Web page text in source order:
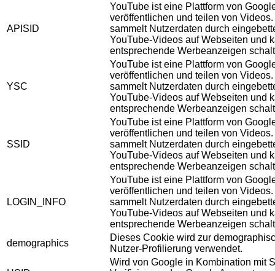
APISID
YouTube ist eine Plattform von
veröffentlichen und teilen von
sammelt Nutzerdaten durch
YouTube-Videos auf Webseiten und
entsprechende Werbeanzeigen
YSC
YouTube ist eine Plattform von
veröffentlichen und teilen von
sammelt Nutzerdaten durch
YouTube-Videos auf Webseiten und
entsprechende Werbeanzeigen
SSID
YouTube ist eine Plattform von
veröffentlichen und teilen von
sammelt Nutzerdaten durch
YouTube-Videos auf Webseiten und
entsprechende Werbeanzeigen
LOGIN_INFO
YouTube ist eine Plattform von
veröffentlichen und teilen von
sammelt Nutzerdaten durch
YouTube-Videos auf Webseiten und
entsprechende Werbeanzeigen
demographics
Dieses Cookie wird zur
Nutzer-Profilierung verwendet.
Wird von Google in Kombination mit